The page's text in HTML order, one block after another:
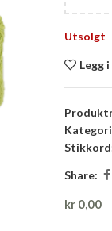
Utsolgt
Legg
Share:
kr0,00